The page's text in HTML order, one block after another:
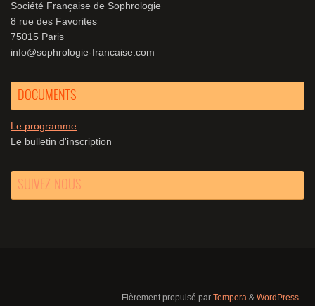
Société Française de Sophrologie
8 rue des Favorites
75015 Paris
info@sophrologie-francaise.com
DOCUMENTS
Le programme
Le bulletin d'inscription
SUIVEZ-NOUS
Fièrement propulsé par Tempera & WordPress.